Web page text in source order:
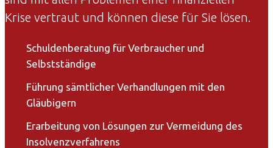
Krise vertraut und können diese für Sie lösen.
Schuldenberatung für Verbraucher und
Selbstständige
Führung sämtlicher Verhandlungen mit den
Gläubigern
Erarbeitung von Lösungen zur Vermeidung des
Insolvenzverfahrens